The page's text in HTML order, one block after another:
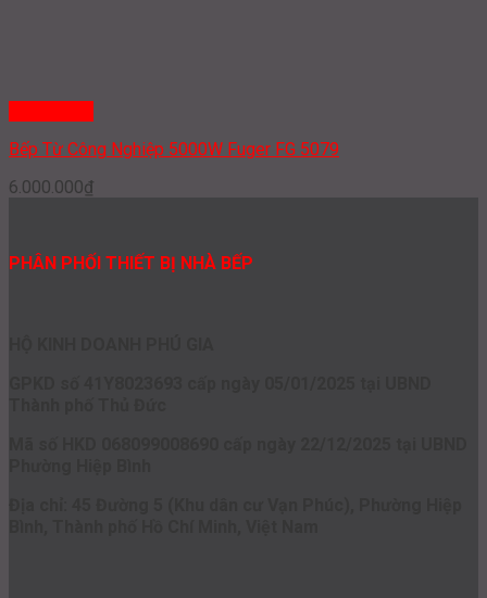
Bếp Từ Công Nghiệp 5000W Fuger FG 5079
6.000.000₫
PHÂN PHỐI THIẾT BỊ NHÀ BẾP